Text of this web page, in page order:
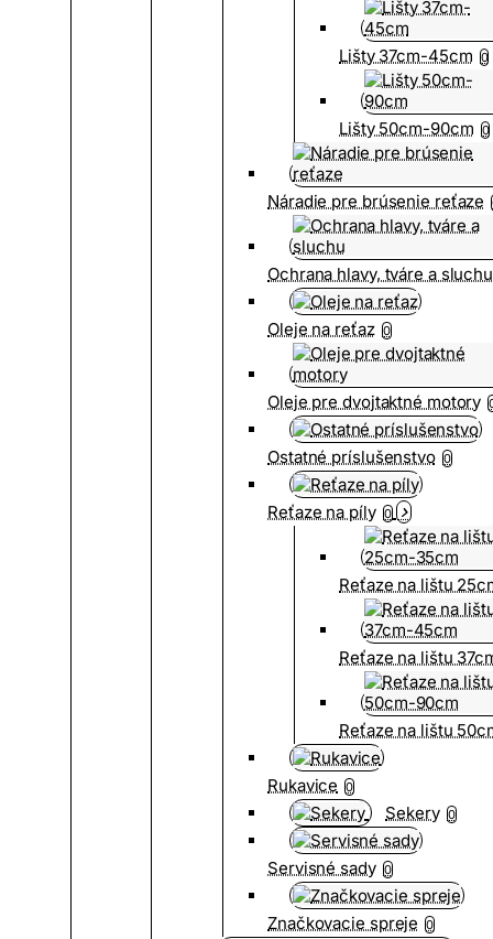
Lišty 37cm-45cm 0
Lišty 50cm-90cm 0
Náradie pre brúsenie reťaze
Ochrana hlavy, tváre a sluchu
Oleje na reťaz 0
Oleje pre dvojtaktné motory
Ostatné príslušenstvo 0
Reťaze na píly 0
Reťaze na lištu
Reťaze na lištu
Reťaze na lištu
Rukavice 0
Sekery 0
Servisné sady 0
Značkovacie spreje 0